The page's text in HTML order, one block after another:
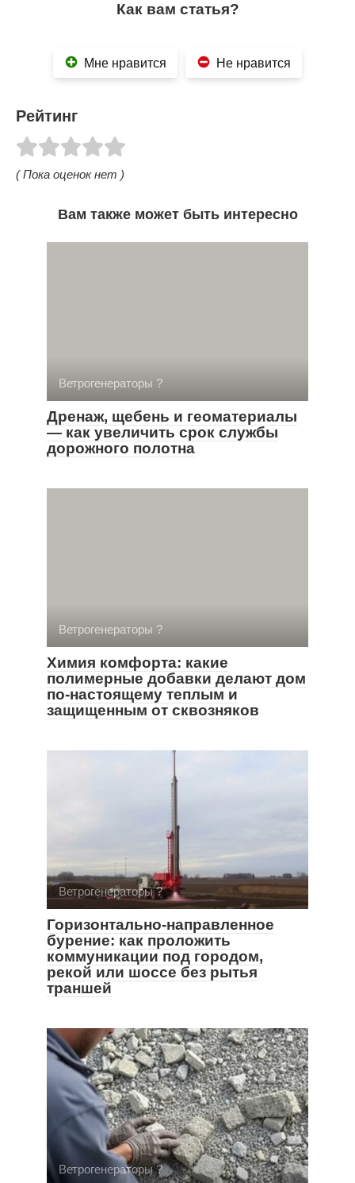
Как вам статья?
Мне нравится Не нравится
Рейтинг
( Пока оценок нет )
Вам также может быть интересно
Ветрогенераторы ?
Дренаж, щебень и геоматериалы
— как увеличить срок службы
дорожного полотна
Ветрогенераторы ?
Химия комфорта: какие
полимерные добавки делают дом
по-настоящему теплым и
защищенным от сквозняков
Ветрогенераторы ?
Горизонтально-направленное
бурение: как проложить
коммуникации под городом,
рекой или шоссе без рытья
траншей
Ветрогенераторы ?